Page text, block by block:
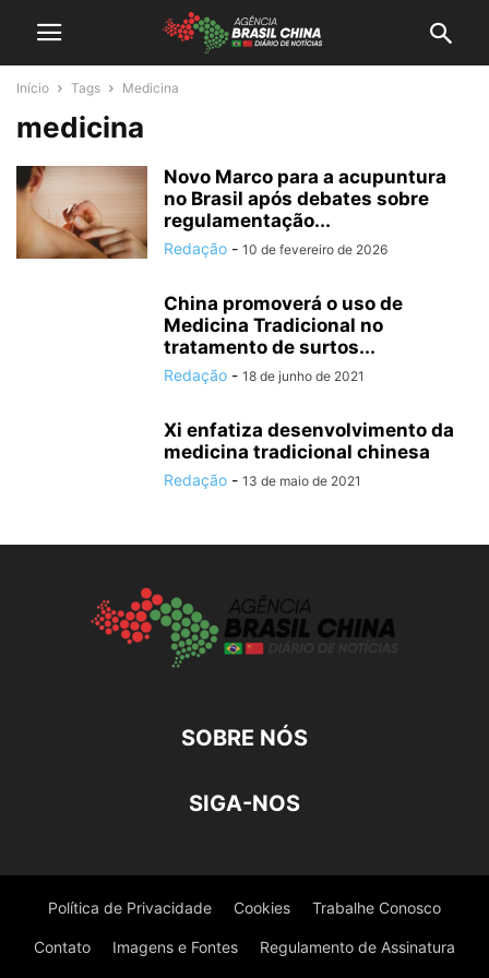
Início Tags Medicina
medicina
Novo Marco para a acupuntura
no Brasil após debates sobre
regulamentação...
Redação - 10 de fevereiro de 2026
China promoverá o uso de
Medicina Tradicional no
tratamento de surtos...
Redação - 18 de junho de 2021
Xi enfatiza desenvolvimento da
medicina tradicional chinesa
Redação - 13 de maio de 2021
SOBRE NÓS
SIGA-NOS
Política de Privacidade Cookies Trabalhe Conosco
Contato Imagens e Fontes Regulamento de Assinatura